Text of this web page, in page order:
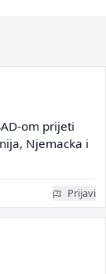
om prijeti
Njemacka i
Prijavi